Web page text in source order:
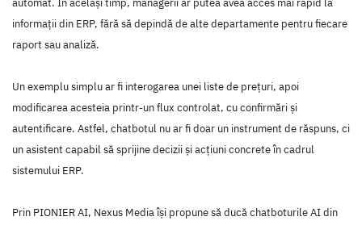
informații din ERP, fără să depindă de alte departamente pentru fiecare
raport sau analiză.
Un exemplu simplu ar fi interogarea unei liste de prețuri, apoi
modificarea acesteia printr-un flux controlat, cu confirmări și
autentificare. Astfel, chatbotul nu ar fi doar un instrument de răspuns, ci
un asistent capabil să sprijine decizii și acțiuni concrete în cadrul
sistemului ERP.
Prin PIONIER AI, Nexus Media își propune să ducă chatboturile AI din